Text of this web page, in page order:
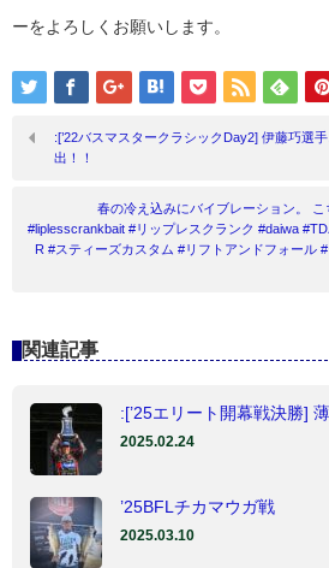
ーをよろしくお願いします。
:[’22バスマスタークラシックDay2] 伊藤巧選
出！！
春の冷え込みにバイブレーション。
#liplesscrankbait #リップレスクランク #daiwa
R #スティーズカスタム #リフトアンドフォール
関連記事
:[’25エリート開幕戦決勝]
2025.02.24
’25BFLチカマウガ戦
2025.03.10